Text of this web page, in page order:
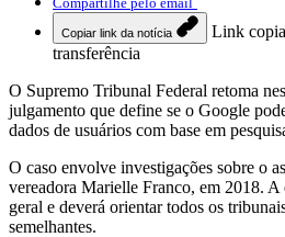
Copiar link da notícia
Link
transferência
O Supremo Tribunal Federal retoma
julgamento que define se o Google
dados de usuários com base em
O caso envolve investigações sobre o
vereadora Marielle Franco, em 2018. A
geral e deverá orientar todos os
semelhantes.